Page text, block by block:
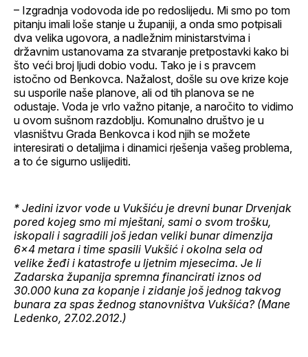
– Izgradnja vodovoda ide po redoslijedu. Mi smo po tom
pitanju imali loše stanje u županiji, a onda smo potpisali
dva velika ugovora, a nadležnim ministarstvima i
državnim ustanovama za stvaranje pretpostavki kako bi
što veći broj ljudi dobio vodu. Tako je i s pravcem
istočno od Benkovca. Nažalost, došle su ove krize koje
su usporile naše planove, ali od tih planova se ne
odustaje. Voda je vrlo važno pitanje, a naročito to vidimo
u ovom sušnom razdoblju. Komunalno društvo je u
vlasništvu Grada Benkovca i kod njih se možete
interesirati o detaljima i dinamici rješenja vašeg problema,
a to će sigurno uslijediti.
* Jedini izvor vode u Vukšiću je drevni bunar Drvenjak
pored kojeg smo mi mještani, sami o svom trošku,
iskopali i sagradili još jedan veliki bunar dimenzija
6×4 metara i time spasili Vukšić i okolna sela od
velike žeđi i katastrofe u ljetnim mjesecima. Je li
Zadarska županija spremna financirati iznos od
30.000 kuna za kopanje i zidanje još jednog takvog
bunara za spas žednog stanovništva Vukšića? (Mane
Ledenko, 27.02.2012.)